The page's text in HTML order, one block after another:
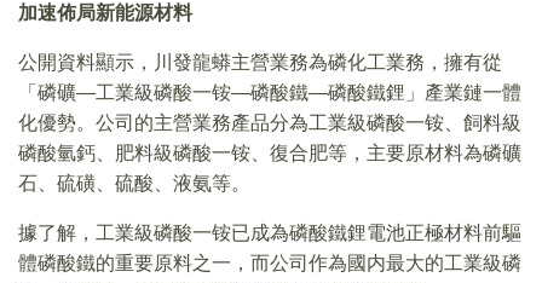
加速佈局新能源材料
公開資料顯示，川發龍蟒主營業務為磷化工業務，擁有從
「磷礦—工業級磷酸一铵—磷酸鐵—磷酸鐵鋰」產業鏈一體
化優勢。公司的主營業務產品分為工業級磷酸一铵、飼料級
磷酸氫鈣、肥料級磷酸一铵、復合肥等，主要原材料為磷礦
石、硫磺、硫酸、液氨等。
據了解，工業級磷酸一铵已成為磷酸鐵鋰電池正極材料前驅
體磷酸鐵的重要原料之一，而公司作為國内最大的工業級磷